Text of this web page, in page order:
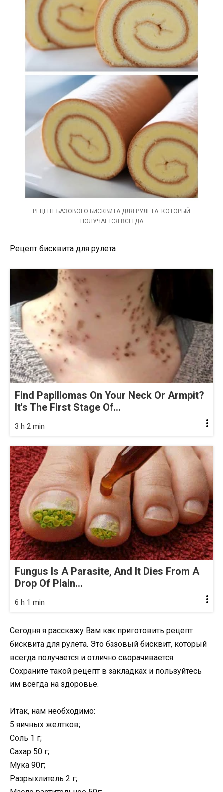
РЕЦЕПТ БАЗОВОГО БИСКВИТА ДЛЯ РУЛЕТА. КОТОРЫЙ
ПОЛУЧАЕТСЯ ВСЕГДА
Рецепт бисквита для рулета
Find Papillomas On Your Neck Or Armpit?
It's The First Stage Of...
3 h 2 min
Fungus Is A Parasite, And It Dies From A
Drop Of Plain...
6 h 1 min
Сегодня я расскажу Вам как приготовить рецепт
бисквита для рулета. Это базовый бисквит, который
всегда получается и отлично сворачивается.
Сохраните такой рецепт в закладках и пользуйтесь
им всегда на здоровье.
Итак, нам необходимо:
5 яичных желтков;
Соль 1 г;
Сахар 50 г;
Мука 90г;
Разрыхлитель 2 г;